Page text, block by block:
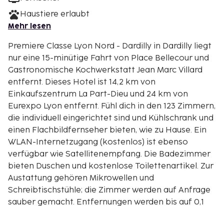
Haustiere erlaubt
Mehr lesen
Premiere Classe Lyon Nord - Dardilly in Dardilly liegt
nur eine 15-minütige Fahrt von Place Bellecour und
Gastronomische Kochwerkstatt Jean Marc Villard
entfernt. Dieses Hotel ist 14,2 km von
Einkaufszentrum La Part-Dieu und 24 km von
Eurexpo Lyon entfernt. Fühl dich in den 123 Zimmern,
die individuell eingerichtet sind und Kühlschrank und
einen Flachbildfernseher bieten, wie zu Hause. Ein
WLAN-Internetzugang (kostenlos) ist ebenso
verfügbar wie Satellitenempfang. Die Badezimmer
bieten Duschen und kostenlose Toilettenartikel. Zur
Austattung gehören Mikrowellen und
Schreibtischstühle; die Zimmer werden auf Anfrage
sauber gemacht. Entfernungen werden bis auf 0,1